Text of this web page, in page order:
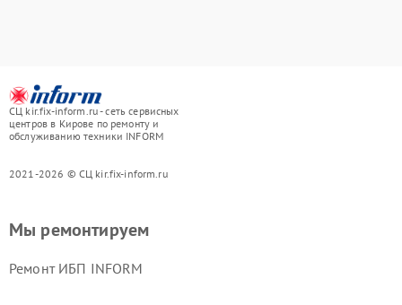
СЦ kir.fix-inform.ru - сеть сервисных
центров в Кирове по ремонту и
обслуживанию техники INFORM
2021-2026 © СЦ kir.fix-inform.ru
Мы ремонтируем
Ремонт ИБП INFORM